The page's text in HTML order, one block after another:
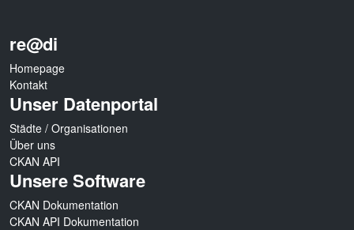
re@di
Homepage
Kontakt
Unser Datenportal
Städte / Organisationen
Über uns
CKAN API
Unsere Software
CKAN Dokumentation
CKAN API Dokumentation